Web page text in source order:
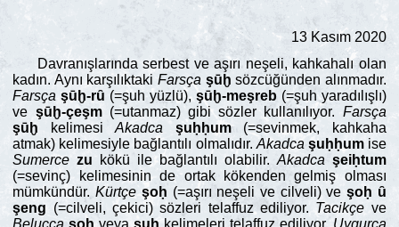
13 Kasım 2020
Davranışlarında serbest ve aşırı neşeli, kahkahalı olan
kadın. Aynı karşılıktaki Farsça şūḫ sözcüğünden alınmadır.
Farsça şūḫ-rȗ (=şuh yüzlü), şūḫ-meşreb(=şuh yaradılışlı)
ve şūḫ-çeşm(=utanmaz) gibi sözler kullanılıyor. Farsça
şūḫ
kelimesiAkadca şuḥḥum(=sevinmek, kahkaha
atmak) kelimesiyle bağlantılı olmalıdır. Akadca şuḥḥumise
Sumerce zu kökü ile bağlantılı olabilir. Akadca şeiḥtum
(=sevinç) kelimesinin de ortak kökenden gelmiş olması
mümkündür.Kürtçe şoḥ (=aşırı neşeli ve cilveli) ve şoḥ ȗ
şeng (=cilveli, çekici) sözleri telaffuz ediliyor. Tacikçe ve